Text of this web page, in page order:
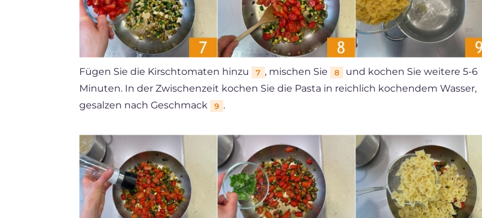
Fügen Sie die Kirschtomaten hinzu 7 , mischen Sie 8
und kochen Sie weitere 5-6
Minuten. In der Zwischenzeit kochen Sie die Pasta in reichlich kochendem Wasser,
gesalzen nach Geschmack
9 .